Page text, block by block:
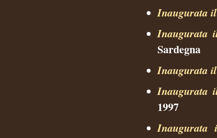
Inaugurata
Inaugurata
Sardegna
Inaugurata
Inaugurata
1997
Inaugurata